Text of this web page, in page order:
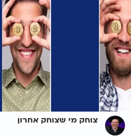
צוחק מי שצוחק אחרון